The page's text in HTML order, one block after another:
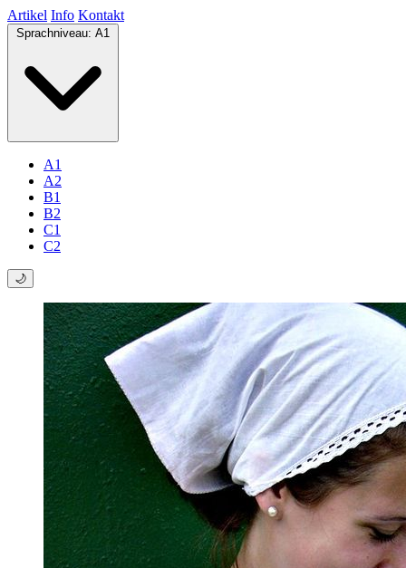
Artikel Info Kontakt
Sprachniveau: A1
A1
A2
B1
B2
C1
C2
🌙